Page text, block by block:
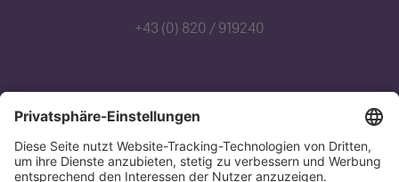
+43 (0) 820 / 919240
Abonnieren Sie unseren Newsletter
Jetzt anmelden